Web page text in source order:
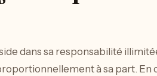
dans sa responsabilité
à sa part. En